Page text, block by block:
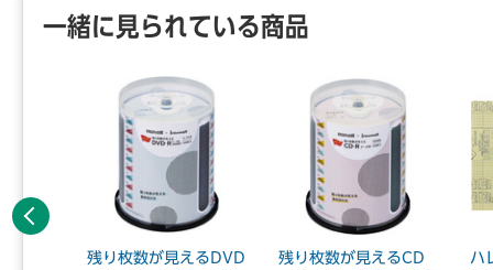
一緒に見られている商品
残り枚数が見えるDVD
残り枚数が見えるCD
ハ
前へ